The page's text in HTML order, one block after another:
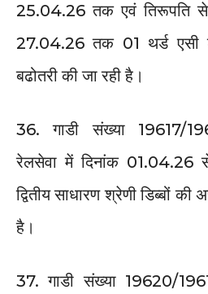
25.04.26 तक एवं तिरूपति
27.04.26 तक 01 थर्ड एसी
बढोतरी की जा रही है।
36. गाडी संख्या 19617/
रेलसेवा में दिनांक
द्वितीय साधारण श्रेणी डिब्बों की
है।
37. गाडी संख्या 19620/